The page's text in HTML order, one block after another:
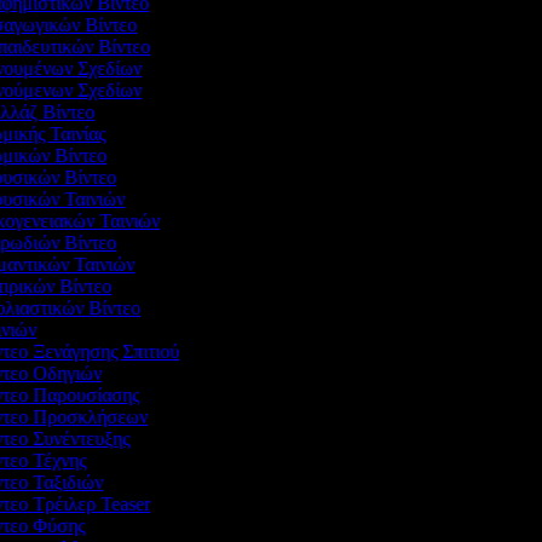
Βίντεο
Βίντεο
Σχεδίων
Σχεδίων
Βίντεο
Ταινίας
Βίντεο
Βίντεο
Ταινιών
Ταινιών
Βίντεο
Ταινιών
Βίντεο
Βίντεο
Ξενάγησης Σπιτιού
Οδηγιών
Παρουσίασης
Προσκλήσεων
Συνέντευξης
Τέχνης
Ταξιδιών
Τρέιλερ Teaser
Φύσης